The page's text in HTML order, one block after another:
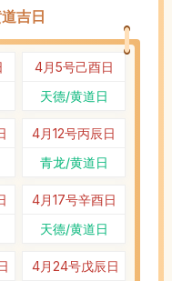
吉日
4月5号己酉日
天德/黄道日
4月12号丙辰日
青龙/黄道日
4月17号辛酉日
天德/黄道日
4月24号戊辰日